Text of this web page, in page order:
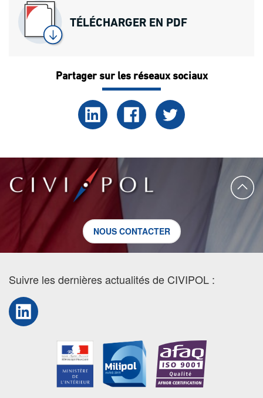
TÉLÉCHARGER EN PDF
Partager sur les réseaux sociaux
NOUS CONTACTER
Suivre les dernières actualités de CIVIPOL :
LinkedIn